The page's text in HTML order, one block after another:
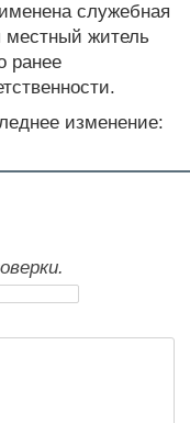
служебная
местный житель
ранее
изменение: